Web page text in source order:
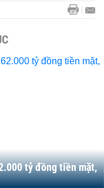
tỷ đồng tiền mặt,